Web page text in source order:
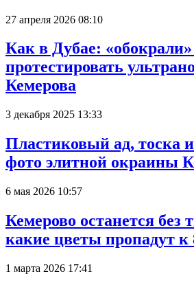
27 апреля 2026 08:10
Как в Дубае:
протестировать
Кемерова
3 декабря 2025 13:33
Пластиковый ад, тоска
фото элитной окраины
6 мая 2026 10:57
Кемерово останется без
какие цветы пропадут к
1 марта 2026 17:41